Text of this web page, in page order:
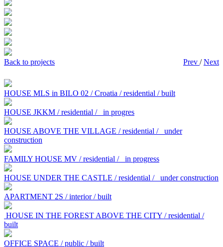
Back to projects Prev /Next
HOUSE MLS in BILO 02 / Croatia / residential / built
HOUSE JKKM / residential / in progres
HOUSE ABOVE THE VILLAGE / residential /
under
construction
FAMILY HOUSE MV / residential / in progress
HOUSE UNDER THE CASTLE / residential / under construction
APARTMENT 2S / interior / built
HOUSE IN THE FOREST ABOVE THE CITY / residential /
built
OFFICE SPACE / public / built